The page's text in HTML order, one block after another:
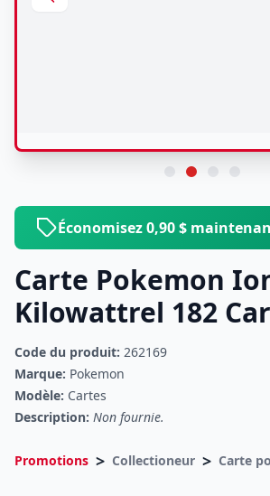
Économisez 0,90 $
Carte Pokemon
Kilowattrel 182
Code du produit: 262169
Marque: Pokemon
Modèle: Cartes
Description: Non fournie.
Promotions > Collectioneur > Carte